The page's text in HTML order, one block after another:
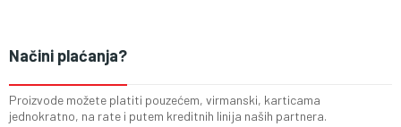
Načini plaćanja?
Proizvode možete platiti pouzećem, virmanski, karticama
jednokratno, na rate i putem kreditnih linija naših partnera.